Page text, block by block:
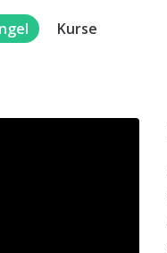
Kurse